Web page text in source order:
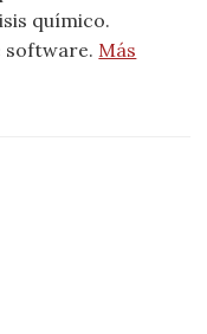
químico.
software. Más